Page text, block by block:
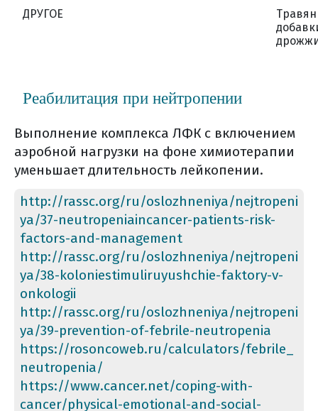
ДРУГОЕ
Реабилитация при нейтропении
Выполнение комплекса ЛФК с включением
аэробной нагрузки на фоне химиотерапии
уменьшает длительность лейкопении.
http://rassc.org/ru/oslozhneniya/nejtropeni
ya/37-neutropeniaincancer-patients-risk-
factors-and-management
http://rassc.org/ru/oslozhneniya/nejtropeni
ya/38-koloniestimuliruyushchie-faktory-v-
onkologii
http://rassc.org/ru/oslozhneniya/nejtropeni
ya/39-prevention-of-febrile-neutropenia
https://rosoncoweb.ru/calculators/febrile_
neutropenia/
https://www.cancer.net/coping-with-
cancer/physical-emotional-and-social-